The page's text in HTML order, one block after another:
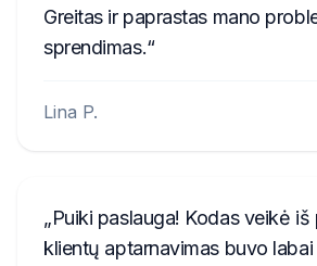
TQN1882123EA
Greitas ir paprastas mano
sprendimas.
Lina P.
Puiki paslauga! Kodas veikė
klientų aptarnavimas buvo labai